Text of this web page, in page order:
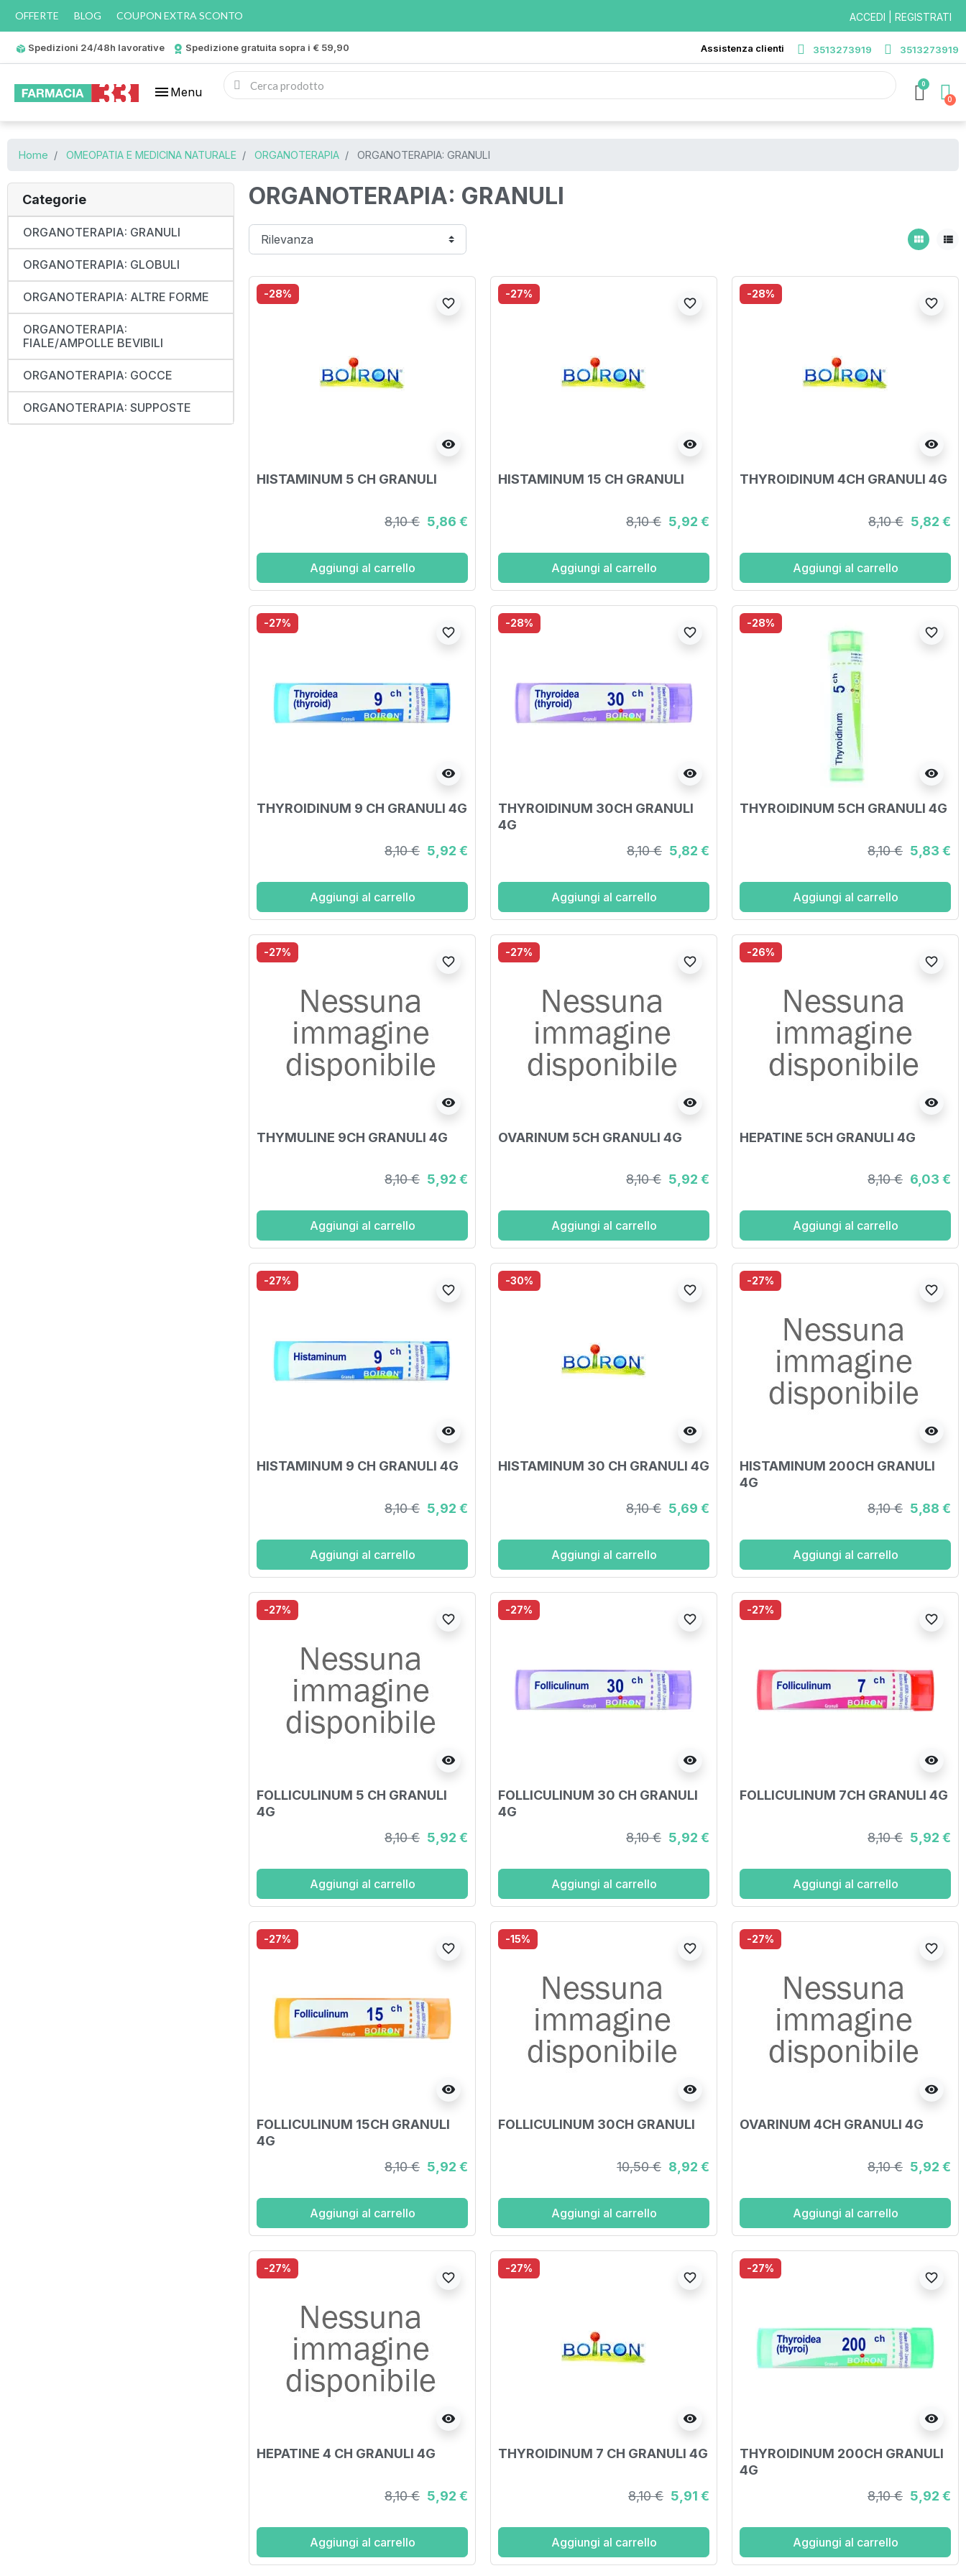
OFFERTE BLOG COUPON EXTRA SCONTO ACCEDI | REGISTRATI
Spedizioni 24/48h lavorative Spedizione gratuita sopra i € 59,90 Assistenza clienti 3513273919 3513273919
menu Menu
0
Home OMEOPATIA E MEDICINA NATURALE ORGANOTERAPIA ORGANOTERAPIA: GRANULI
Categorie
ORGANOTERAPIA: GRANULI
ORGANOTERAPIA: GLOBULI
ORGANOTERAPIA: ALTRE FORME
ORGANOTERAPIA:
FIALE/AMPOLLE BEVIBILI
ORGANOTERAPIA: GOCCE
ORGANOTERAPIA: SUPPOSTE
ORGANOTERAPIA: GRANULI
view_module view_list
-28%
visibility
favorite_border
HISTAMINUM 5 CH GRANULI
8,10 € 5,86 €
Aggiungi al carrello
-27%
visibility
favorite_border
HISTAMINUM 15 CH GRANULI
8,10 € 5,92 €
Aggiungi al carrello
-28%
visibility
favorite_border
THYROIDINUM 4CH GRANULI 4G
8,10 € 5,82 €
Aggiungi al carrello
-27%
visibility
favorite_border
THYROIDINUM 9 CH GRANULI 4G
8,10 € 5,92 €
Aggiungi al carrello
-28%
visibility
favorite_border
THYROIDINUM 30CH GRANULI
4G
8,10 € 5,82 €
Aggiungi al carrello
-28%
visibility
favorite_border
THYROIDINUM 5CH GRANULI 4G
8,10 € 5,83 €
Aggiungi al carrello
-27%
visibility
favorite_border
THYMULINE 9CH GRANULI 4G
8,10 € 5,92 €
Aggiungi al carrello
-27%
visibility
favorite_border
OVARINUM 5CH GRANULI 4G
8,10 € 5,92 €
Aggiungi al carrello
-26%
visibility
favorite_border
HEPATINE 5CH GRANULI 4G
8,10 € 6,03 €
Aggiungi al carrello
-27%
visibility
favorite_border
HISTAMINUM 9 CH GRANULI 4G
8,10 € 5,92 €
Aggiungi al carrello
-30%
visibility
favorite_border
HISTAMINUM 30 CH GRANULI 4G
8,10 € 5,69 €
Aggiungi al carrello
-27%
visibility
favorite_border
HISTAMINUM 200CH GRANULI
4G
8,10 € 5,88 €
Aggiungi al carrello
-27%
visibility
favorite_border
FOLLICULINUM 5 CH GRANULI
4G
8,10 € 5,92 €
Aggiungi al carrello
-27%
visibility
favorite_border
FOLLICULINUM 30 CH GRANULI
4G
8,10 € 5,92 €
Aggiungi al carrello
-27%
visibility
favorite_border
FOLLICULINUM 7CH GRANULI 4G
8,10 € 5,92 €
Aggiungi al carrello
-27%
visibility
favorite_border
FOLLICULINUM 15CH GRANULI
4G
8,10 € 5,92 €
Aggiungi al carrello
-15%
visibility
favorite_border
FOLLICULINUM 30CH GRANULI
10,50 € 8,92 €
Aggiungi al carrello
-27%
visibility
favorite_border
OVARINUM 4CH GRANULI 4G
8,10 € 5,92 €
Aggiungi al carrello
-27%
visibility
favorite_border
HEPATINE 4 CH GRANULI 4G
8,10 € 5,92 €
Aggiungi al carrello
-27%
visibility
favorite_border
THYROIDINUM 7 CH GRANULI 4G
8,10 € 5,91 €
Aggiungi al carrello
-27%
visibility
favorite_border
THYROIDINUM 200CH GRANULI
4G
8,10 € 5,92 €
Aggiungi al carrello